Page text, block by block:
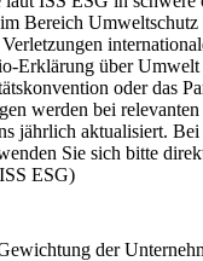
Bereich
Erklärung über
oder das
werden bei
jährlich aktualisiert.
Sie sich bitte
ESG)
der